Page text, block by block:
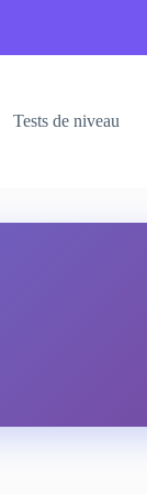
Tests de niveau